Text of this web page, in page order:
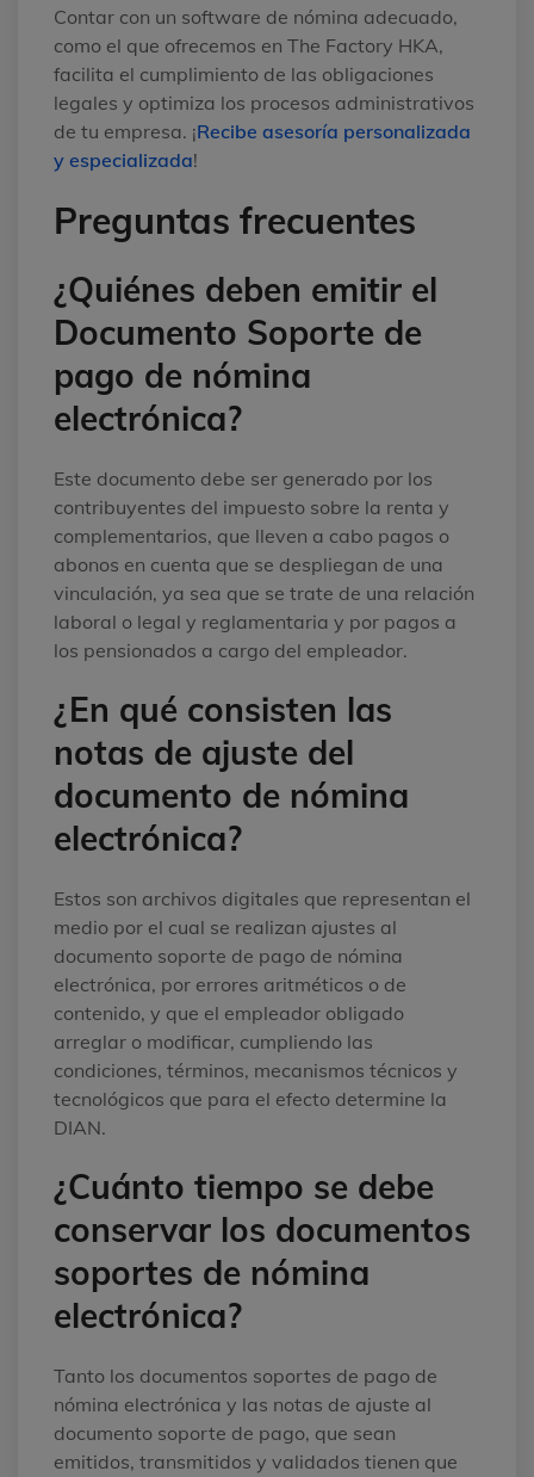
Contar con un software de nómina adecuado,
como el que ofrecemos en The Factory HKA,
facilita el cumplimiento de las obligaciones
legales y optimiza los procesos administrativos
de tu empresa. ¡Recibe asesoría personalizada
y especializada!
Preguntas frecuentes
¿Quiénes deben emitir el
Documento Soporte de
pago de nómina
electrónica?
Este documento debe ser generado por los
contribuyentes del impuesto sobre la renta y
complementarios, que lleven a cabo pagos o
abonos en cuenta que se despliegan de una
vinculación, ya sea que se trate de una relación
laboral o legal y reglamentaria y por pagos a
los pensionados a cargo del empleador.
¿En qué consisten las
notas de ajuste del
documento de nómina
electrónica?
Estos son archivos digitales que representan el
medio por el cual se realizan ajustes al
documento soporte de pago de nómina
electrónica, por errores aritméticos o de
contenido, y que el empleador obligado
arreglar o modificar, cumpliendo las
condiciones, términos, mecanismos técnicos y
tecnológicos que para el efecto determine la
DIAN.
¿Cuánto tiempo se debe
conservar los documentos
soportes de nómina
electrónica?
Tanto los documentos soportes de pago de
nómina electrónica y las notas de ajuste al
documento soporte de pago, que sean
emitidos, transmitidos y validados tienen que